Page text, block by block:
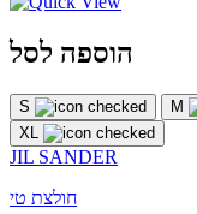
הוספה לסל
S M
XL
JIL SANDER
חולצת טי